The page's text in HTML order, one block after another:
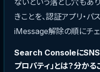
ないという落とし穴もあ
きことを、認証アプリ・パ
iMessage解除の順にチェ
Search ConsoleにSNS
プロパティ」とは？分かる